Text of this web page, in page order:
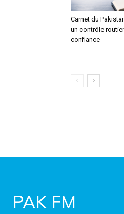
Carnet du
un contrôle
confiance
PAK FM